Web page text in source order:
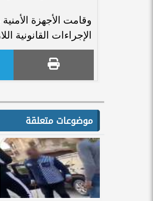
وقامت الأجهزة
الإجراءات القانونية
موضوعات متعلقة